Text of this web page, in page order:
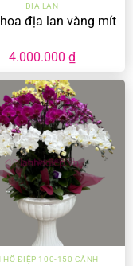
ĐỊA LAN
địa lan vàng mít
4.000.000 ₫
HỒ ĐIỆP 100-150 CÀNH